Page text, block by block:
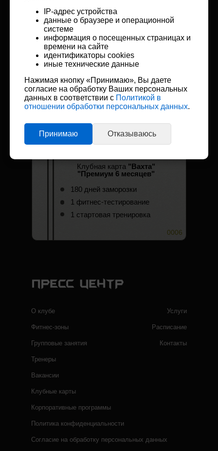
IP-адрес устройства
данные о браузере и операционной
системе
информация о посещенных страницах и
времени на сайте
идентификаторы cookies
иные технические данные
Нажимая кнопку «Принимаю», Вы даете
согласие на обработку Ваших персональных
данных в соответствии с Политикой в
отношении обработки персональных данных.
Принимаю Отказываюсь
Клубная карта
30 дней заморозки
1 фитнес-
тестирование
1 стартовая тренировка
*до 18 лет включительно
Клубная карта "Вахта"
"Премиум 6 месяцев"
180 дней заморозки
1 фитнес-тестирование
1 стартовая тренировка
0006
О клубе
Фитнес-зоны
Клубные карты
Услуги
Тренеры
Групповые занятия
Корпоративные программы
Расписание
Контакты
Вакансии
Политика конфиденциальности
Согласие на обработку персональных данных